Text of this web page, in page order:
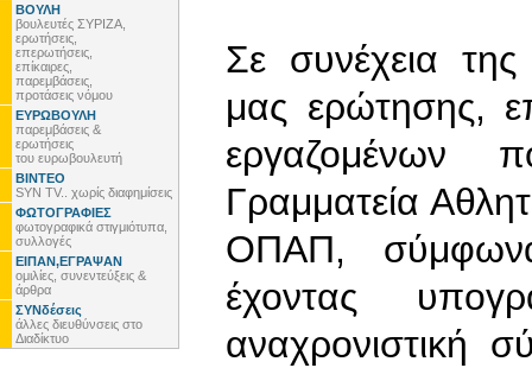
ΒΟΥΛΗ
βουλευτές ΣΥΡΙΖΑ,
ερωτήσεις,
επερωτήσεις,
επίκαιρες,
παρεμβάσεις,
προτάσεις νόμου
ΕΥΡΩΒΟΥΛΗ
παρεμβάσεις &
ερωτήσεις
του ευρωβουλευτή
ΒΙΝΤΕΟ
SYN TV.. χωρίς διαφημίσεις
ΦΩΤΟΓΡΑΦΙΕΣ
φωτογραφικά στιγμιότυπα,
συλλογές
ΕΙΠΑΝ,ΕΓΡΑΨΑΝ
ομιλίες, συνεντεύξεις &
άρθρα
ΣΥΝδέσεις
άλλες διευθύνσεις στο
Διαδίκτυο
Σε συνέχεια
μας ερώτησης,
εργαζομένων
Γραμματεία
ΟΠΑΠ,
έχοντας
αναχρονιστική